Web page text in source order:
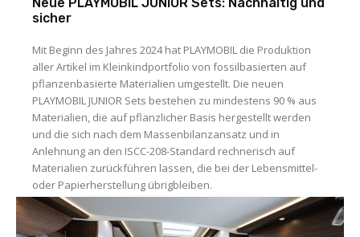
sicher
Mit Beginn des Jahres 2024 hat PLAYMOBIL die Produktion
aller Artikel im Kleinkindportfolio von fossilbasierten auf
pflanzenbasierte Materialien umgestellt. Die neuen
PLAYMOBIL JUNIOR Sets bestehen zu mindestens 90 % aus
Materialien, die auf pflanzlicher Basis hergestellt werden
und die sich nach dem Massenbilanzansatz und in
Anlehnung an den ISCC-208-Standard rechnerisch auf
Materialien zurückführen lassen, die bei der Lebensmittel-
oder Papierherstellung übrigbleiben.